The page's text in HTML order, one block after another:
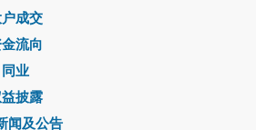
成交
流向
同业
披露
闻及公告